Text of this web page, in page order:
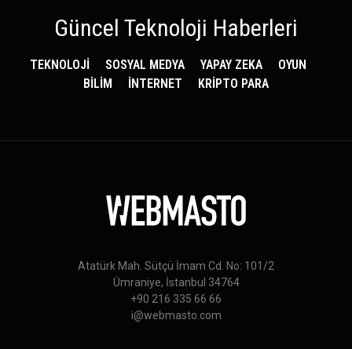
Güncel Teknoloji Haberleri
TEKNOLOJİ SOSYAL MEDYA YAPAY ZEKA
OYUN
BİLİM
İNTERNET KRİPTO PARA
Atatürk Mah. Sütçü İmam Cd. No: 101/2
Ümraniye, İstanbul 34764
+90 216 335 66 66
i@webmasto.com